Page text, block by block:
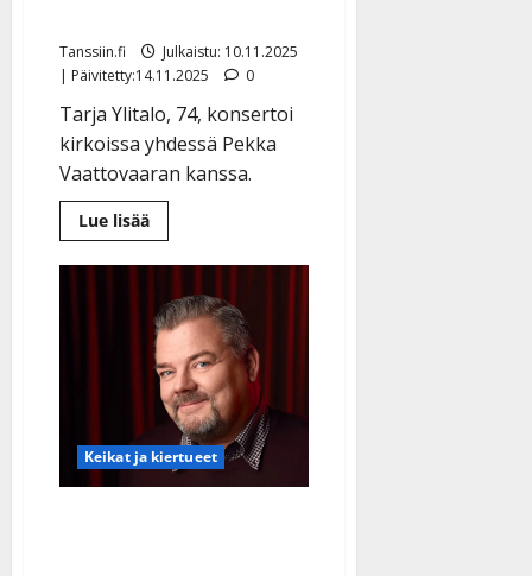
Tanssiin.fi
Julkaistu: 10.11.2025
| Päivitetty:14.11.2025
0
Tarja Ylitalo, 74, konsertoi
kirkoissa yhdessä Pekka
Vaattovaaran kanssa.
Lue lisääLue
lisää
Tarja
nousee
taas
lavalle
–
laulaa
kirkkonserteissa
Keikat ja kiertueet